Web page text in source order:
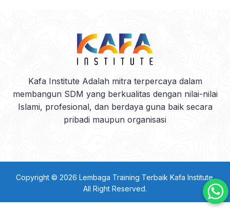
Kafa Institute Adalah mitra terpercaya dalam
membangun SDM yang berkualitas dengan nilai-nilai
Islami, profesional, dan berdaya guna baik secara
pribadi maupun organisasi
Copyright © 2026 Lembaga Training Terbaik Kafa Institute.
All Right Reserved.